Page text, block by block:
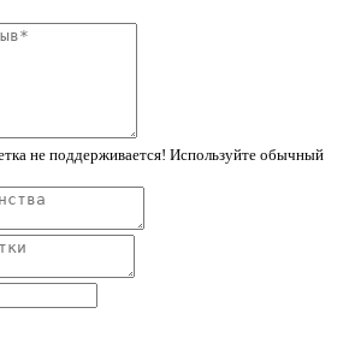
не поддерживается! Используйте обычный